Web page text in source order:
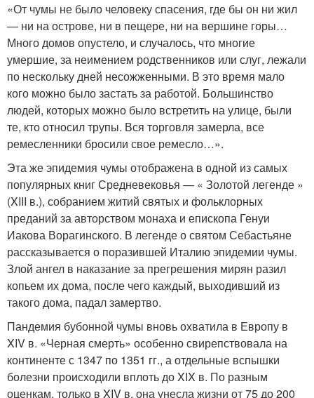
«От чумы не было человеку спасения, где бы он ни жил
— ни на острове, ни в пещере, ни на вершине горы…
Много домов опустело, и случалось, что многие
умершие, за неимением родственников или слуг, лежали
по нескольку дней несожженными. В это время мало
кого можно было застать за работой. Большинство
людей, которых можно было встретить на улице, были
те, кто относил трупы. Вся торговля замерла, все
ремесленники бросили свое ремесло…».
Эта же эпидемия чумы отображена в одной из самых
популярных книг Средневековья — « Золотой легенде »
(XIII в.), собранием житий святых и фольклорных
преданий за авторством монаха и епископа Генуи
Иакова Ворагинского. В легенде о святом Себастьяне
рассказывается о поразившей Италию эпидемии чумы.
Злой ангел в наказание за прегрешения мирян разил
копьем их дома, после чего каждый, выходивший из
такого дома, падал замертво.
Пандемия бубонной чумы вновь охватила в Европу в
XIV в. «Черная смерть» особенно свирепствовала на
континенте с 1347 по 1351 гг., а отдельные вспышки
болезни происходили вплоть до XIX в. По разным
оценкам, только в XIV в. она унесла жизни от 75 до 200